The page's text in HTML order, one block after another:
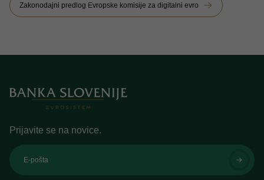
Zakonodajni predlog Evropske komisije za digitalni evro
Prijavite se na novice.
E-pošta